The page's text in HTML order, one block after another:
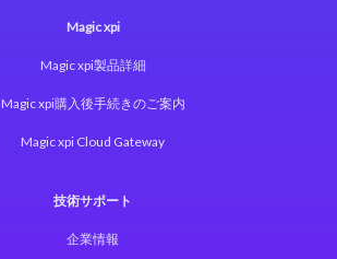
Magic xpi
Magic xpi製品詳細
Magic xpi購入後手続きのご案内
Magic xpi Cloud Gateway
技術サポート
企業情報